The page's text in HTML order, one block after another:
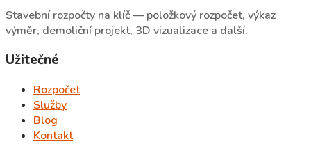
Stavební rozpočty na klíč — položkový rozpočet, výkaz
výměr, demoliční projekt, 3D vizualizace a další.
Užitečné
Rozpočet
Služby
Blog
Kontakt